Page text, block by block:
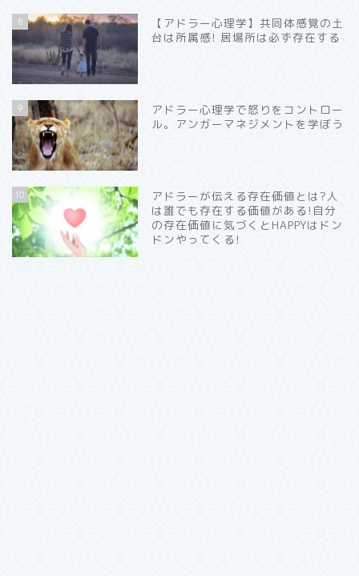
8
【アドラー心理学】共同体感覚の土
台は所属感! 居場所は必ず存在する
9
アドラー心理学で怒りをコントロー
ル。アンガーマネジメントを学ぼう
10
アドラーが伝える存在価値とは?人
は誰でも存在する価値がある!自分
の存在価値に気づくとHAPPYはドン
ドンやってくる!